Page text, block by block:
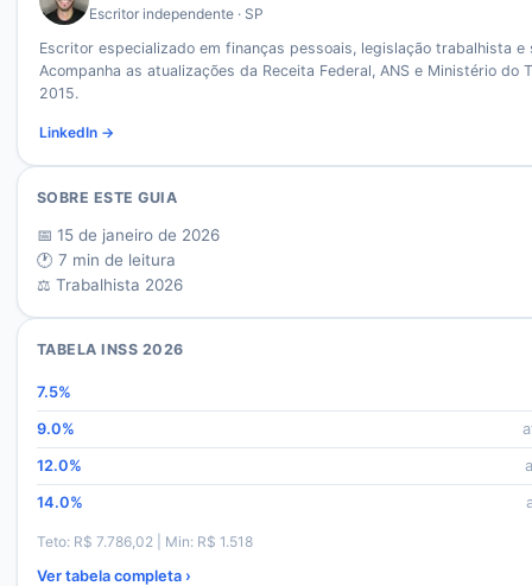
Escritor independente · SP
Escritor especializado em finanças pessoais, legislação trabalhista e
Acompanha as atualizações da Receita Federal, ANS e Ministério do
2015.
LinkedIn →
SOBRE ESTE GUIA
📅 15 de janeiro de 2026
🕐 7 min de leitura
⚖️ Trabalhista 2026
TABELA INSS 2026
7.5%
9.0%
12.0%
14.0%
Teto: R$ 7.786,02 | Min: R$ 1.518
Ver tabela completa ›